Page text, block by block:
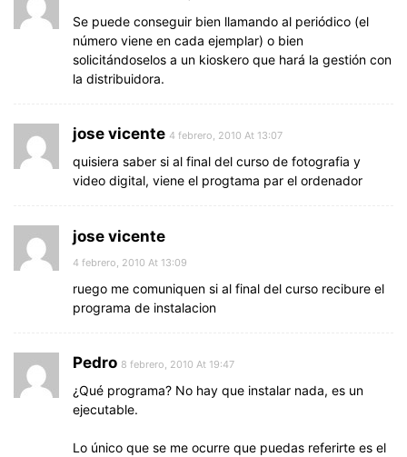
Se puede conseguir bien llamando al periódico (el
número viene en cada ejemplar) o bien
solicitándoselos a un kioskero que hará la gestión con
la distribuidora.
jose vicente 4 febrero, 2010 At 13:07
quisiera saber si al final del curso de fotografia y
video digital, viene el progtama par el ordenador
jose vicente
4 febrero, 2010 At 13:09
ruego me comuniquen si al final del curso recibure el
programa de instalacion
Pedro 8 febrero, 2010 At 19:47
¿Qué programa? No hay que instalar nada, es un
ejecutable.
Lo único que se me ocurre que puedas referirte es el